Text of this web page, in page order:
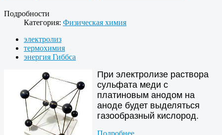
Подробности
Категория: Физическая химия
электролиз
термохимия
энергия Гиббса
При электролизе раствора
сульфата меди с
платиновым анодом на
аноде будет выделяться
газообразный кислород.
Подробнее...